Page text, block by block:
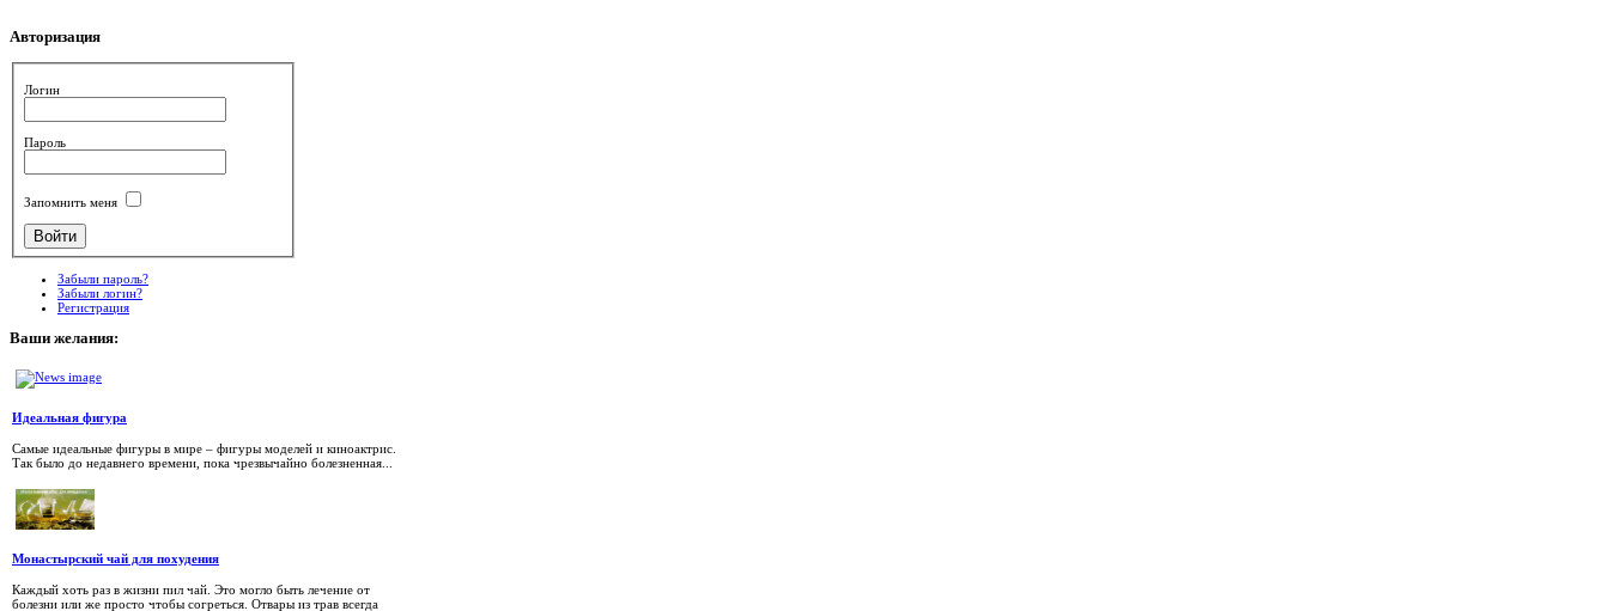
Авторизация
Логин
Пароль
Запомнить меня
Забыли пароль?
Забыли логин?
Регистрация
Ваши желания:
Идеальная фигура
Самые идеальные фигуры в мире – фигуры моделей и киноактрис.
Так было до недавнего времени, пока чрезвычайно болезненная...
Монастырский чай для похудения
Каждый хоть раз в жизни пил чай. Это могло быть лечение от
болезни или же просто чтобы согреться. Отвары из трав всегда